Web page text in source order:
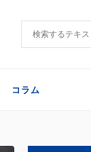
コラム